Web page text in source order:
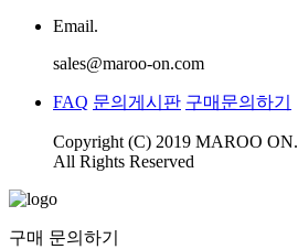
Email.
sales@maroo-on.com
FAQ 문의게시판 구매문의하기
Copyright (C) 2019 MAROO ON.
All Rights Reserved
구매 문의하기